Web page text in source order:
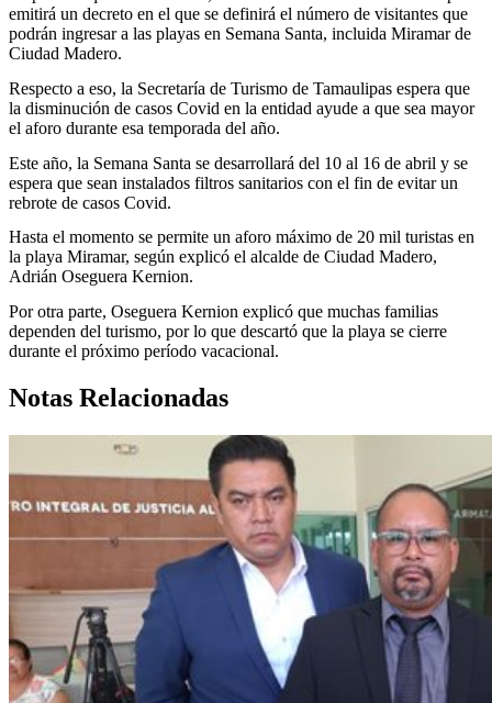
emitirá un decreto en el que se definirá el número de visitantes que
podrán ingresar a las playas en Semana Santa, incluida Miramar de
Ciudad Madero.
Respecto a eso, la Secretaría de Turismo de Tamaulipas espera que
la disminución de casos Covid en la entidad ayude a que sea mayor
el aforo durante esa temporada del año.
Este año, la Semana Santa se desarrollará del 10 al 16 de abril y se
espera que sean instalados filtros sanitarios con el fin de evitar un
rebrote de casos Covid.
Hasta el momento se permite un aforo máximo de 20 mil turistas en
la playa Miramar, según explicó el alcalde de Ciudad Madero,
Adrián Oseguera Kernion.
Por otra parte, Oseguera Kernion explicó que muchas familias
dependen del turismo, por lo que descartó que la playa se cierre
durante el próximo período vacacional.
Notas Relacionadas